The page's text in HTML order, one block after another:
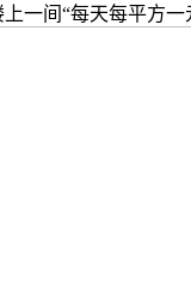
一间“每天每平方